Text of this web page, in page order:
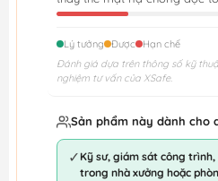
Lý tưởng Được
Hạn chế
Đánh giá dựa trên thông số kỹ
nghiệm tư vấn của XSafe.
Sản phẩm này dành cho
✓ Kỹ sư, giám sát công
trong nhà xưởng hoặc